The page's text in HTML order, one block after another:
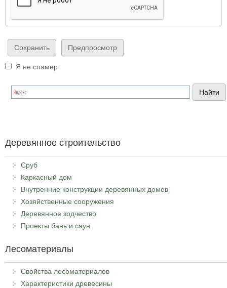
Я не спамер
Я спамер
Деревянное строительство
Сруб
Каркасный дом
Внутренние конструкции деревянных домов
Хозяйственные сооружения
Деревянное зодчество
Проекты бань и саун
Лесоматериалы
Свойства лесоматериалов
Характеристики древесины